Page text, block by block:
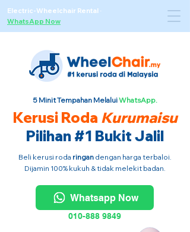
Electric-Wheelchair Rental ·
WhatsApp Now
5 Minit Tempahan MelaluiWhatsApp.
Kerusi Roda Kurumaisu
Pilihan #1 Bukit Jalil
Beli kerusi roda ringan dengan harga terbaloi.
Dijamin 100% kukuh & tidak melekit badan.
Whatsapp Now
010-888 9849